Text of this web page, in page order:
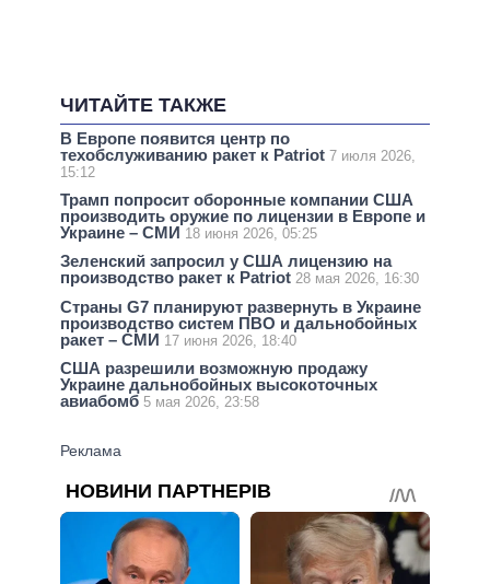
ЧИТАЙТЕ ТАКЖЕ
В Европе появится центр по
техобслуживанию ракет к Patriot 7 июля 2026,
15:12
Трамп попросит оборонные компании США
производить оружие по лицензии в Европе и
Украине – СМИ 18 июня 2026, 05:25
Зеленский запросил у США лицензию на
производство ракет к Patriot 28 мая 2026, 16:30
Страны G7 планируют развернуть в Украине
производство систем ПВО и дальнобойных
ракет – СМИ 17 июня 2026, 18:40
США разрешили возможную продажу
Украине дальнобойных высокоточных
авиабомб 5 мая 2026, 23:58